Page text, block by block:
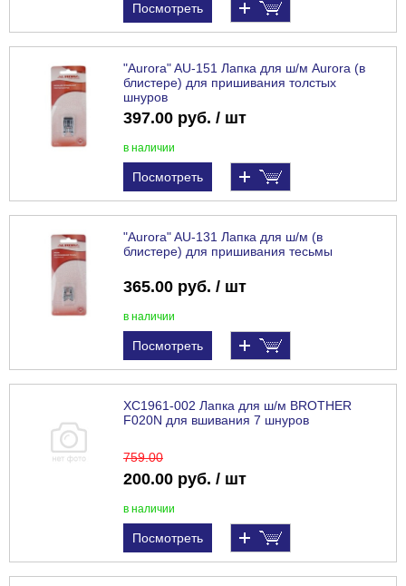
Посмотреть
"Aurora" AU-151 Лапка для ш/м Aurora (в
блистере) для пришивания толстых
шнуров
397.00 руб. / шт
в наличии
Посмотреть
"Aurora" AU-131 Лапка для ш/м (в
блистере) для пришивания тесьмы
365.00 руб. / шт
в наличии
Посмотреть
XC1961-002 Лапка для ш/м BROTHER
F020N для вшивания 7 шнуров
759.00
200.00 руб. / шт
в наличии
Посмотреть